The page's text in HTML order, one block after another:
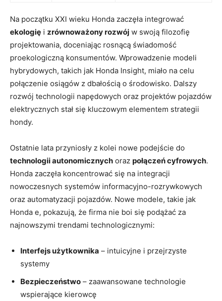
Na początku XXI⁤ wieku Honda zaczęła integrować
ekologię i zrównoważony rozwój w swoją filozofię
projektowania, doceniając rosnącą świadomość
proekologiczną konsumentów. Wprowadzenie modeli
hybrydowych, takich jak Honda Insight, miało na celu
połączenie osiągów z dbałością o środowisko.⁣ Dalszy
rozwój technologii ⁢napędowych oraz projektów pojazdów
elektrycznych‌ stał się‌ kluczowym elementem⁤ strategii
hondy.
Ostatnie lata przyniosły z kolei nowe podejście do
technologii autonomicznych ‌oraz połączeń cyfrowych.‌
Honda zaczęła koncentrować⁣ się na integracji
nowoczesnych systemów​ informacyjno-rozrywkowych
oraz automatyzacji pojazdów. Nowe modele, takie jak
Honda e, pokazują, że firma nie boi się podążać za
najnowszymi trendami technologicznymi:
Interfejs użytkownika – intuicyjne i przejrzyste
systemy
Bezpieczeństwo – zaawansowane technologie
wspierające kierowcę